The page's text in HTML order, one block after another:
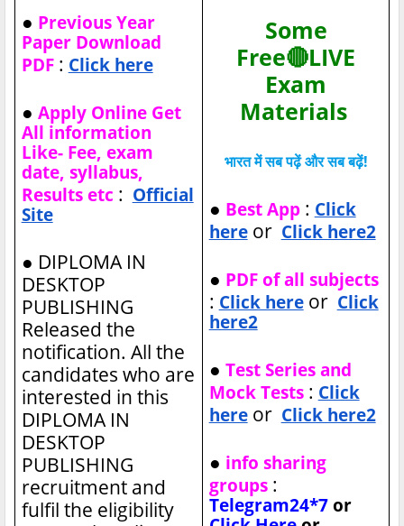
● Previous Year
Paper Download
PDF: Click here
● Apply Online Get
All information
Like- Fee, exam
date, syllabus,
Results etc : Official
Site
● DIPLOMA IN
DESKTOP
PUBLISHING
Released the
notification. All the
candidates who are
interested in this
DIPLOMA IN
DESKTOP
PUBLISHING
recruitment and
fulfil the eligibility
Some
Free🔴LIVE
Exam
Materials
भारत में सब पढ़ें और सब बढ़ें!
● Best App: Click
hereor Click here2
● PDF of all subjects
: Click hereor Click
here2
● Test Series and
Mock Tests: Click
hereor Click here2
● info sharing
groups:
Telegram24*7 or